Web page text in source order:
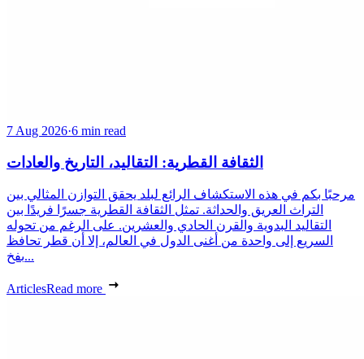
7 Aug 2026·6 min read
الثقافة القطرية: التقاليد، التاريخ والعادات
مرحبًا بكم في هذه الاستكشاف الرائع لبلد يحقق التوازن المثالي بين
التراث العريق والحداثة. تمثل الثقافة القطرية جسرًا فريدًا بين
التقاليد البدوية والقرن الحادي والعشرين. على الرغم من تحوله
السريع إلى واحدة من أغنى الدول في العالم، إلا أن قطر تحافظ
بفخ...
ArticlesRead more